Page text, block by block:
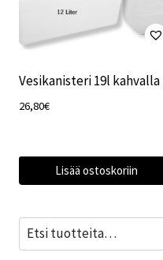
Vesikanisteri 19l kahvalla
26,80€
Lisää ostoskoriin
Etsi: